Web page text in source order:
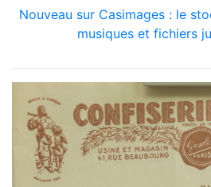
Nouveau sur Casimages : le
musiques et fichiers